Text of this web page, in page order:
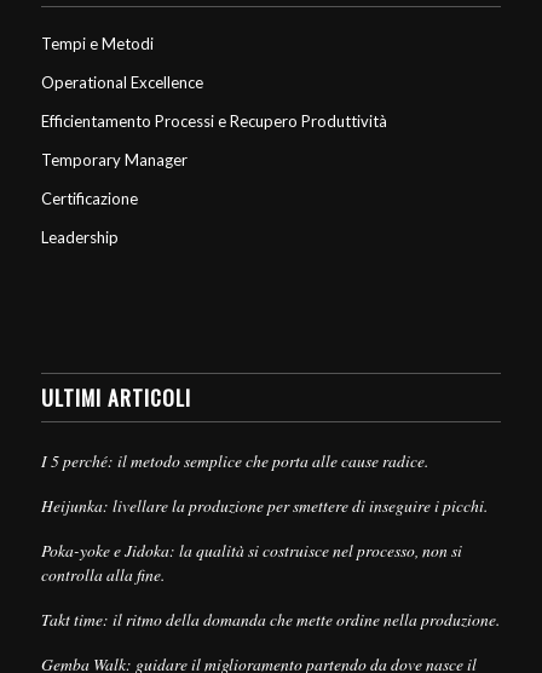
Tempi e Metodi
Operational Excellence
Efficientamento Processi e Recupero Produttività
Temporary Manager
Certificazione
Leadership
ULTIMI ARTICOLI
I 5 perché: il metodo semplice che porta alle cause radice.
Heijunka: livellare la produzione per smettere di inseguire i picchi.
Poka-yoke e Jidoka: la qualità si costruisce nel processo, non si
controlla alla fine.
Takt time: il ritmo della domanda che mette ordine nella produzione.
Gemba Walk: guidare il miglioramento partendo da dove nasce il